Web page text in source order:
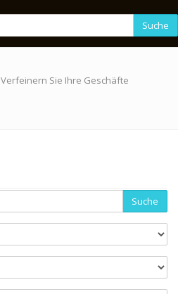
Suche
Verfeinern Sie Ihre Geschäfte
Suche